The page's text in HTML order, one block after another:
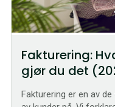
Fakturering:
gjør du det
Fakturering er en av